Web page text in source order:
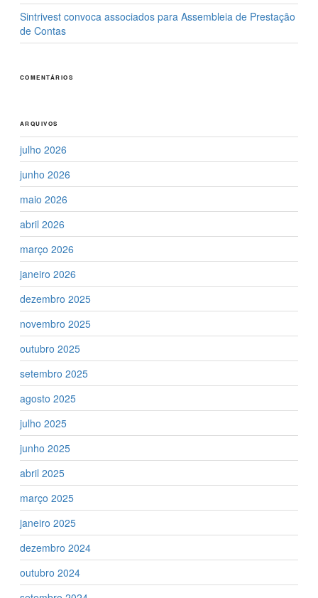
Sintrivest convoca associados para Assembleia de Prestação
de Contas
COMENTÁRIOS
ARQUIVOS
julho 2026
junho 2026
maio 2026
abril 2026
março 2026
janeiro 2026
dezembro 2025
novembro 2025
outubro 2025
setembro 2025
agosto 2025
julho 2025
junho 2025
abril 2025
março 2025
janeiro 2025
dezembro 2024
outubro 2024